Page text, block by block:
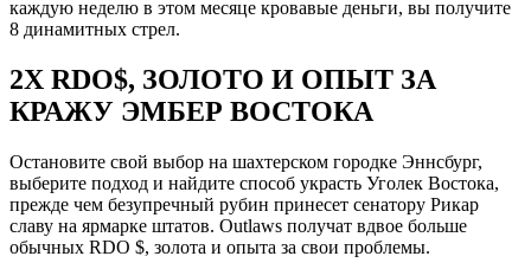
каждую неделю в этом месяце кровавые деньги, вы получите
8 динамитных стрел.
2X RDO$, ЗОЛОТО И ОПЫТ ЗА
КРАЖУ ЭМБЕР ВОСТОКА
Остановите свой выбор на шахтерском городке Эннсбург,
выберите подход и найдите способ украсть Уголек Востока,
прежде чем безупречный рубин принесет сенатору Рикар
славу на ярмарке штатов. Outlaws получат вдвое больше
обычных RDO $, золота и опыта за свои проблемы.